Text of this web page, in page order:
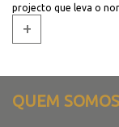
projecto que leva o
+
QUEM SOMOS